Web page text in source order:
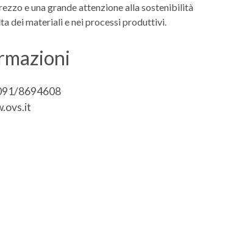
e una grande attenzione alla sostenibilità
dei materiali e nei processi produttivi.
8694608